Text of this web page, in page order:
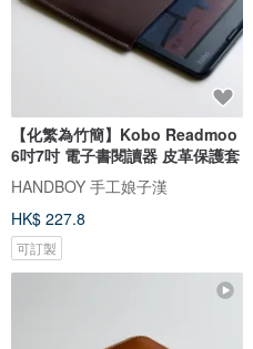
【化繁為竹簡】Kobo Readmoo
6吋7吋 電子書閱讀器 皮革保護套
HANDBOY 手工娘子漢
HK$ 227.8
可訂製